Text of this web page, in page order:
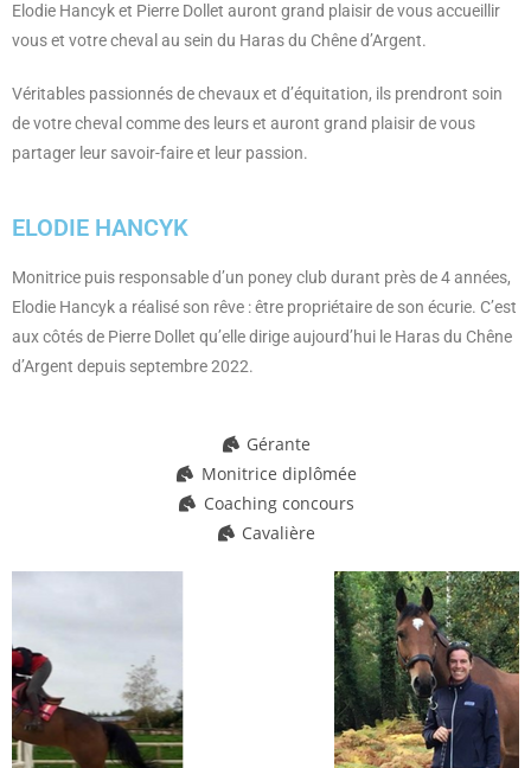
Elodie Hancyk et Pierre Dollet auront grand plaisir de vous accueillir
vous et votre cheval au sein du Haras du Chêne d’Argent.
Véritables passionnés de chevaux et d’équitation, ils prendront soin
de votre cheval comme des leurs et auront grand plaisir de vous
partager leur savoir-faire et leur passion.
ELODIE HANCYK
Monitrice puis responsable d’un poney club durant près de 4 années,
Elodie Hancyk a réalisé son rêve : être propriétaire de son écurie. C’est
aux côtés de Pierre Dollet qu’elle dirige aujourd’hui le Haras du Chêne
d’Argent depuis septembre 2022.
Gérante
Monitrice diplômée
Coaching concours
Cavalière